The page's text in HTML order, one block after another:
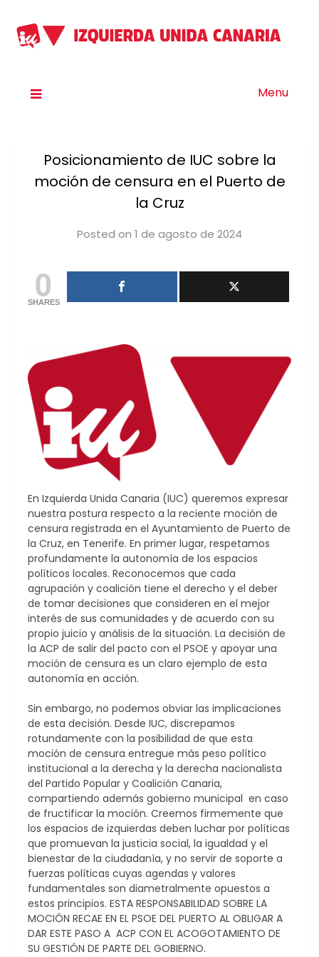
Menu
Posicionamiento de IUC sobre la
moción de censura en el Puerto de
la Cruz
Posted on 1 de agosto de 2024
0
SHARES
En Izquierda Unida Canaria (IUC) queremos expresar
nuestra postura respecto a la reciente moción de
censura registrada en el Ayuntamiento de Puerto de
la Cruz, en Tenerife. En primer lugar, respetamos
profundamente la autonomía de los espacios
políticos locales. Reconocemos que cada
agrupación y coalición tiene el derecho y el deber
de tomar decisiones que consideren en el mejor
interés de sus comunidades y de acuerdo con su
propio juicio y análisis de la situación. La decisión de
la ACP de salir del pacto con el PSOE y apoyar una
moción de censura es un claro ejemplo de esta
autonomía en acción.
Sin embargo, no podemos obviar las implicaciones
de esta decisión. Desde IUC, discrepamos
rotundamente con la posibilidad de que esta
moción de censura entregue más peso político
institucional a la derecha y la derecha nacionalista
del Partido Popular y Coalición Canaria,
compartiendo además gobierno municipal en caso
de fructificar la moción. Creemos firmemente que
los espacios de izquierdas deben luchar por políticas
que promuevan la justicia social, la igualdad y el
bienestar de la ciudadanía, y no servir de soporte a
fuerzas políticas cuyas agendas y valores
fundamentales son diametralmente opuestos a
estos principios. ESTA RESPONSABILIDAD SOBRE LA
MOCIÓN RECAE EN EL PSOE DEL PUERTO AL OBLIGAR A
DAR ESTE PASO A ACP CON EL ACOGOTAMIENTO DE
SU GESTIÓN DE PARTE DEL GOBIERNO.